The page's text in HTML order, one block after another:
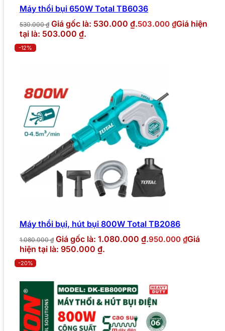
Máy thổi bụi 650W Total TB6036
530.000₫ Giá gốc là: 530.000 ₫.503.000 ₫Giá hiện
tại là: 503.000 ₫.
-12%
Máy thổi bụi, hút bụi 800W Total TB2086
1.080.000₫ Giá gốc là: 1.080.000 ₫.950.000 ₫Giá
hiện tại là: 950.000 ₫.
-20%